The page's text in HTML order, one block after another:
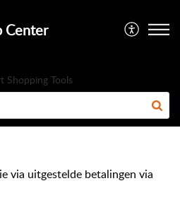
Center
Shopping Tools
via uitgestelde betalingen via